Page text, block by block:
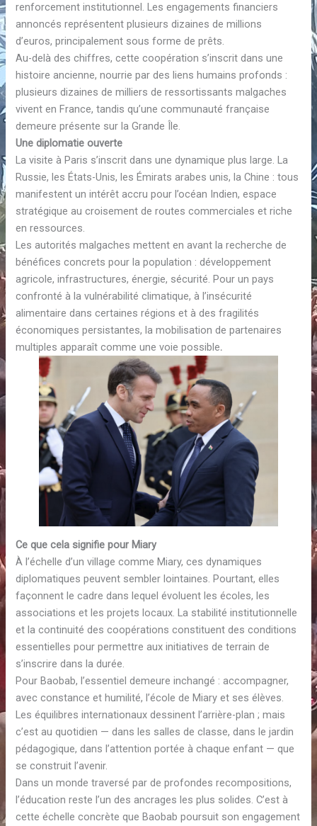
renforcement institutionnel. Les engagements financiers
annoncés représentent plusieurs dizaines de millions
d’euros, principalement sous forme de prêts.
Au-delà des chiffres, cette coopération s’inscrit dans une
histoire ancienne, nourrie par des liens humains profonds :
plusieurs dizaines de milliers de ressortissants malgaches
vivent en France, tandis qu’une communauté française
demeure présente sur la Grande Île.
Une diplomatie ouverte
La visite à Paris s’inscrit dans une dynamique plus large. La
Russie, les États-Unis, les Émirats arabes unis, la Chine : tous
manifestent un intérêt accru pour l’océan Indien, espace
stratégique au croisement de routes commerciales et riche
en ressources.
Les autorités malgaches mettent en avant la recherche de
bénéfices concrets pour la population : développement
agricole, infrastructures, énergie, sécurité. Pour un pays
confronté à la vulnérabilité climatique, à l’insécurité
alimentaire dans certaines régions et à des fragilités
économiques persistantes, la mobilisation de partenaires
multiples apparaît comme une voie possible.
Ce que cela signifie pour Miary
À l’échelle d’un village comme Miary, ces dynamiques
diplomatiques peuvent sembler lointaines. Pourtant, elles
façonnent le cadre dans lequel évoluent les écoles, les
associations et les projets locaux. La stabilité institutionnelle
et la continuité des coopérations constituent des conditions
essentielles pour permettre aux initiatives de terrain de
s’inscrire dans la durée.
Pour Baobab, l’essentiel demeure inchangé : accompagner,
avec constance et humilité, l’école de Miary et ses élèves.
Les équilibres internationaux dessinent l’arrière-plan ; mais
c’est au quotidien — dans les salles de classe, dans le jardin
pédagogique, dans l’attention portée à chaque enfant — que
se construit l’avenir.
Dans un monde traversé par de profondes recompositions,
l’éducation reste l’un des ancrages les plus solides. C’est à
cette échelle concrète que Baobab poursuit son engagement